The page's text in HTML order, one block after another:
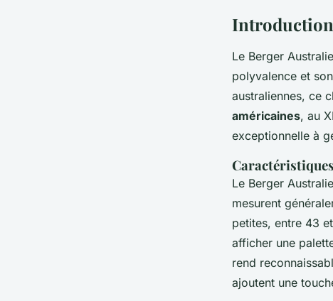
Le Berger
polyvalence et
australiennes, ce
américaines, au
exceptionnelle à
Le Berger
mesurent
petites, entre 43
afficher une
rend
ajoutent une